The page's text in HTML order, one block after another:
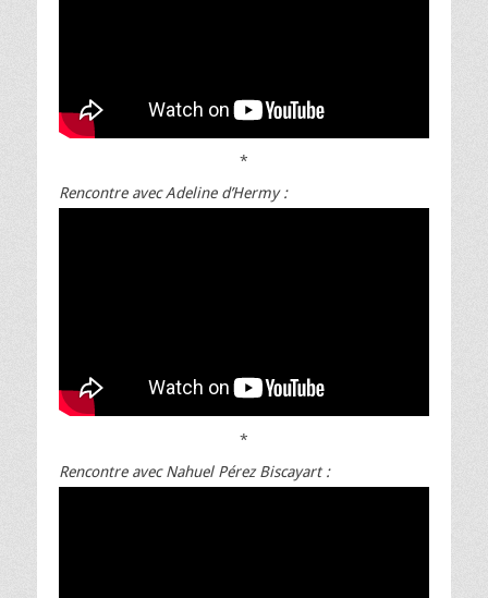
*
Rencontre avec Adeline d’Hermy :
*
Rencontre avec Nahuel Pérez Biscayart :